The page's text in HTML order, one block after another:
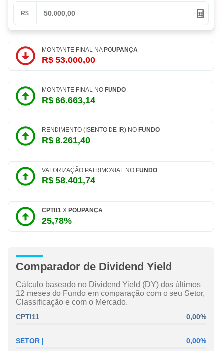
R$
MONTANTE FINAL NA POUPANÇA
R$ 53.000,00
MONTANTE FINAL NO FUNDO
R$ 66.663,14
RENDIMENTO (ISENTO DE IR) NO FUNDO
R$ 8.261,40
VALORIZAÇÃO PATRIMONIAL NO FUNDO
R$ 58.401,74
CPTI11 X POUPANÇA
25,78%
Comparador de Dividend Yield
Cálculo baseado no Dividend Yield (DY) dos últimos
12 meses do Fundo em comparação com o seu Setor,
Classificação e com o Mercado.
CPTI11 0,00%
SETOR 0,00%